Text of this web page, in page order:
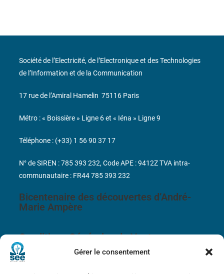
Gérer le consentement
Bicentenaire des découvertes d’André-
Marie Ampère
Conditions Générales de Vente
Société de l’Electricité, de l’Electronique et des Technologies
de l’Information et de la Communication
17 rue de l’Amiral Hamelin 75116 Paris
Métro : « Boissière » Ligne 6 et « Iéna » Ligne 9
Téléphone : (+33) 1 56 90 37 17
N° de SIREN : 785 393 232, Code APE : 9412Z TVA intra-
communautaire : FR44 785 393 232